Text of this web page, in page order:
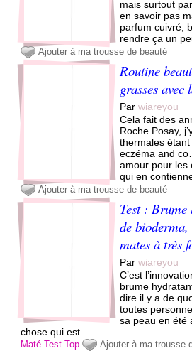
mais surtout
en savoir pas
parfum cuivré,
rendre ça un
Ajouter à ma trousse de beauté
Routine
grasses avec
Parwiareyou
Cela fait des
Roche Posay,
thermales
eczéma and
amour pour les
qui en
Ajouter à ma trousse de beauté
Test :
de
mates à très
Parwiareyou
C’est
brume
dire il y a de
toutes
sa peau en été
chose qui est...
Maté Test Top Ajouter à ma trousse